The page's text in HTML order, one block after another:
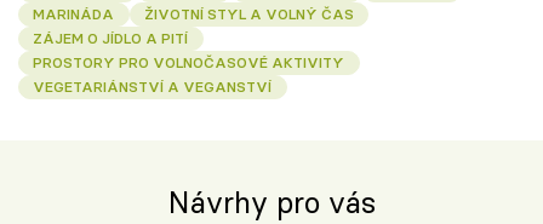
MARINÁDA
ŽIVOTNÍ STYL A VOLNÝ ČAS
ZÁJEM O JÍDLO A PITÍ
PROSTORY PRO VOLNOČASOVÉ AKTIVITY
VEGETARIÁNSTVÍ A VEGANSTVÍ
Návrhy pro vás